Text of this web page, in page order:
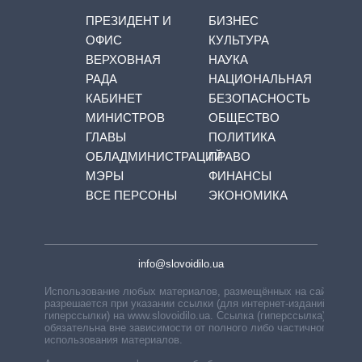
ПРЕЗИДЕНТ И
ОФИС
ВЕРХОВНАЯ
РАДА
КАБИНЕТ
МИНИСТРОВ
ГЛАВЫ
ОБЛАДМИНИСТРАЦИЙ
МЭРЫ
ВСЕ ПЕРСОНЫ
БИЗНЕС
КУЛЬТУРА
НАУКА
НАЦИОНАЛЬНАЯ
БЕЗОПАСНОСТЬ
ОБЩЕСТВО
ПОЛИТИКА
ПРАВО
ФИНАНСЫ
ЭКОНОМИКА
info@slovoidilo.ua
Использование любых материалов, размещённых на сайте,
разрешается при указании ссылки (для интернет-изданий —
гиперссылки) на www.slovoidilo.ua. Ссылка (гиперссылка)
обязательна вне зависимости от полного либо частичного
использования материалов.